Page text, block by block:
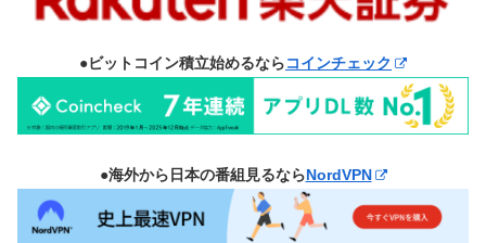
●ビットコイン積立始めるならコインチェック
●海外から日本の番組見るならNordVPN